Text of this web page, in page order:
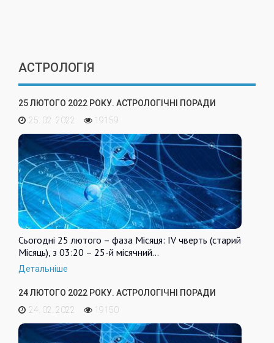
АСТРОЛОГІЯ
25 ЛЮТОГО 2022 РОКУ. АСТРОЛОГІЧНІ ПОРАДИ
25. 02. 2022
19159
Сьогодні 25 лютого – фаза Місяця: IV чверть (старий
Місяць), з 03:20 – 25-й місячний…
Детальніше
24 ЛЮТОГО 2022 РОКУ. АСТРОЛОГІЧНІ ПОРАДИ
24. 02. 2022
19150